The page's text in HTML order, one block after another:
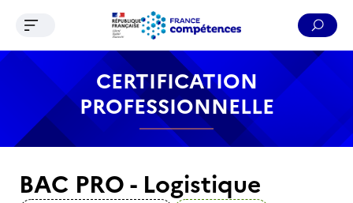
Contenu Recherche Menu Pied de page
Ouvrir le menu de navigation
CERTIFICATION
PROFESSIONNELLE
BAC PRO - Logistique